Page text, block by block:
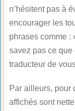
n’hésitent pas à
encourager les
phrases comme :
savez pas ce
traducteur de
Par ailleurs, pour
affichés sont